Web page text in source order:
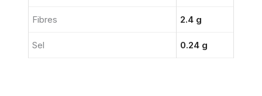
Fibres 2.4 g
Sel 0.24 g